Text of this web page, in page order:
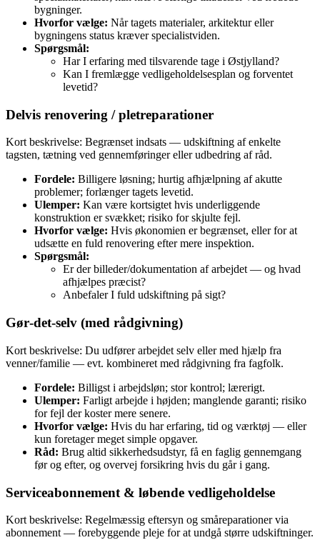
bygninger.
Hvorfor vælge: Når tagets materialer, arkitektur eller
bygningens status kræver specialistviden.
Spørgsmål:
Har I erfaring med tilsvarende tage i Østjylland?
Kan I fremlægge vedligeholdelsesplan og forventet
levetid?
Delvis renovering / pletreparationer
Kort beskrivelse: Begrænset indsats — udskiftning af enkelte
tagsten, tætning ved gennemføringer eller udbedring af råd.
Fordele: Billigere løsning; hurtig afhjælpning af akutte
problemer; forlænger tagets levetid.
Ulemper: Kan være kortsigtet hvis underliggende
konstruktion er svækket; risiko for skjulte fejl.
Hvorfor vælge: Hvis økonomien er begrænset, eller for at
udsætte en fuld renovering efter mere inspektion.
Spørgsmål:
Er der billeder/dokumentation af arbejdet — og hvad
afhjælpes præcist?
Anbefaler I fuld udskiftning på sigt?
Gør‑det‑selv (med rådgivning)
Kort beskrivelse: Du udfører arbejdet selv eller med hjælp fra
venner/familie — evt. kombineret med rådgivning fra fagfolk.
Fordele: Billigst i arbejdsløn; stor kontrol; lærerigt.
Ulemper: Farligt arbejde i højden; manglende garanti; risiko
for fejl der koster mere senere.
Hvorfor vælge: Hvis du har erfaring, tid og værktøj — eller
kun foretager meget simple opgaver.
Råd: Brug altid sikkerhedsudstyr, få en faglig gennemgang
før og efter, og overvej forsikring hvis du går i gang.
Serviceabonnement & løbende vedligeholdelse
Kort beskrivelse: Regelmæssig eftersyn og småreparationer via
abonnement — forebyggende pleje for at undgå større udskiftninger.